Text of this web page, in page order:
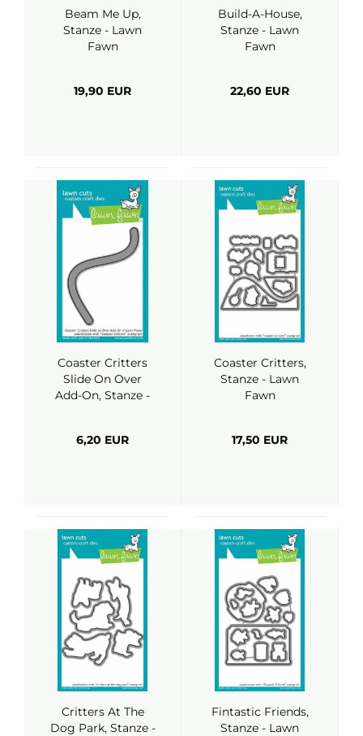
Beam Me Up,
Stanze - Lawn
Fawn
19,90 EUR
Build-A-House,
Stanze - Lawn
Fawn
22,60 EUR
Coaster Critters
Slide On Over
Add-On, Stanze -
6,20 EUR
Coaster Critters,
Stanze - Lawn
Fawn
17,50 EUR
Critters At The
Dog Park, Stanze -
Fintastic Friends,
Stanze - Lawn